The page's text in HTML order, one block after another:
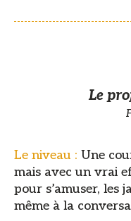
Le
Le niveau : Une
mais avec un vrai
pour s’amuser, les
même à la